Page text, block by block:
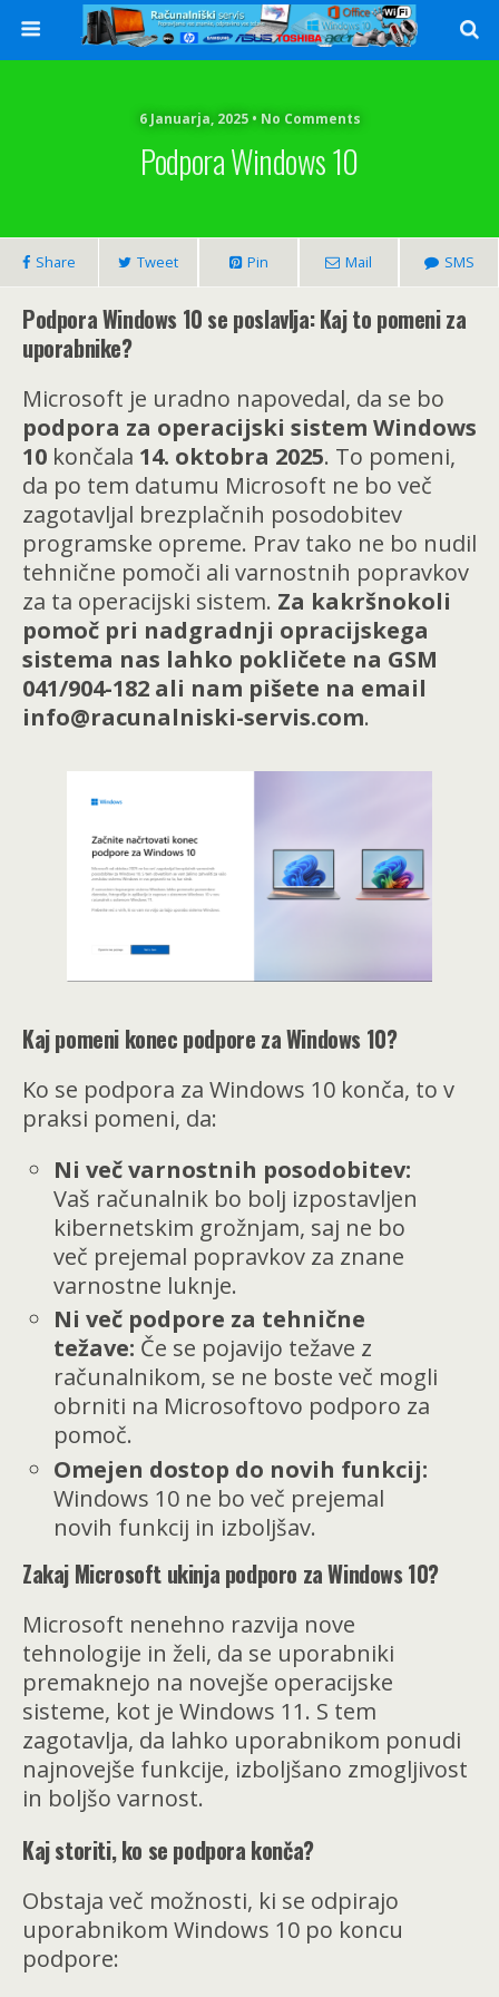
6 Januarja, 2025 • No Comments
Podpora Windows 10
Share Tweet Pin Mail SMS
Podpora Windows 10 se poslavlja: Kaj to pomeni za
uporabnike?
Microsoft je uradno napovedal, da se bo
podpora za operacijski sistem Windows
10 končala 14. oktobra 2025. To pomeni,
da po tem datumu Microsoft ne bo več
zagotavljal brezplačnih posodobitev
programske opreme. Prav tako ne bo nudil
tehnične pomoči ali varnostnih popravkov
za ta operacijski sistem. Za kakršnokoli
pomoč pri nadgradnji opracijskega
sistema nas lahko pokličete na GSM
041/904-182 ali nam pišete na email
info@racunalniski-servis.com.
Kaj pomeni konec podpore za Windows 10?
Ko se podpora za Windows 10 konča, to v
praksi pomeni, da:
Ni več varnostnih posodobitev:
Vaš računalnik bo bolj izpostavljen
kibernetskim grožnjam, saj ne bo
več prejemal popravkov za znane
varnostne luknje.
Ni več podpore za tehnične
težave: Če se pojavijo težave z
računalnikom, se ne boste več mogli
obrniti na Microsoftovo podporo za
pomoč.
Omejen dostop do novih funkcij:
Windows 10 ne bo več prejemal
novih funkcij in izboljšav.
Zakaj Microsoft ukinja podporo za Windows 10?
Microsoft nenehno razvija nove
tehnologije in želi, da se uporabniki
premaknejo na novejše operacijske
sisteme, kot je Windows 11. S tem
zagotavlja, da lahko uporabnikom ponudi
najnovejše funkcije, izboljšano zmogljivost
in boljšo varnost.
Kaj storiti, ko se podpora konča?
Obstaja več možnosti, ki se odpirajo
uporabnikom Windows 10 po koncu
podpore: